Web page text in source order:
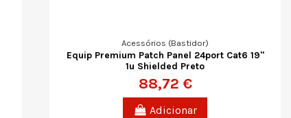
Acessórios (Bastidor)
Equip Premium Patch Panel 24port Cat6 19"
1u Shielded Preto
88,72 €
Adicionar